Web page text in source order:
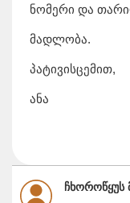
ნომერი და
მადლობა.
პატივისცემით,
ანა